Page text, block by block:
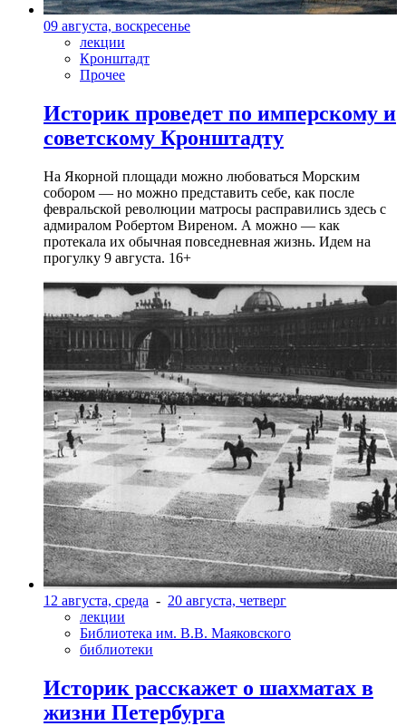
09 августа, воскресенье
лекции
Кронштадт
Прочее
Историк проведет по имперскому и
советскому Кронштадту
На Якорной площади можно любоваться Морским
собором — но можно представить себе, как после
февральской революции матросы расправились здесь с
адмиралом Робертом Виреном. А можно — как
протекала их обычная повседневная жизнь. Идем на
прогулку 9 августа. 16+
12 августа, среда - 20 августа, четверг
лекции
Библиотека им. В.В. Маяковского
библиотеки
Историк расскажет о шахматах в
жизни Петербурга